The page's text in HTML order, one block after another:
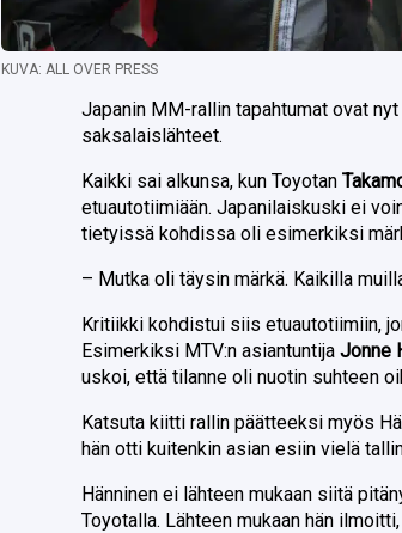
KUVA: ALL OVER PRESS
Japanin MM-rallin tapahtumat ovat
saksalaislähteet.
Kaikki sai alkunsa, kun Toyotan
etuautotiimiään. Japanilaiskuski ei
tietyissä kohdissa oli esimerkiksi
– Mutka oli täysin märkä. Kaikilla
Kritiikki kohdistui siis etuautotiimiin,
Esimerkiksi MTV:n asiantuntijaJonne
uskoi, että tilanne oli nuotin suhteen
Katsuta kiitti rallin päätteeksi myös
hän otti kuitenkin asian esiin vielä
Hänninen ei lähteen mukaan siitä
Toyotalla. Lähteen mukaan hän